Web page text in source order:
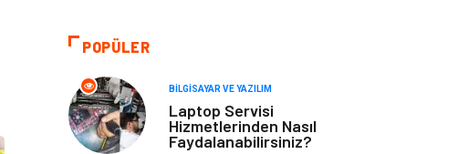
Otomotiv
Yapı İnşaat Eğlence
Emlak Maden ve Metal
POPÜLER
BILGISAYAR VE YAZILIM
Laptop Servisi
Hizmetlerinden Nasıl
Faydalanabilirsiniz?